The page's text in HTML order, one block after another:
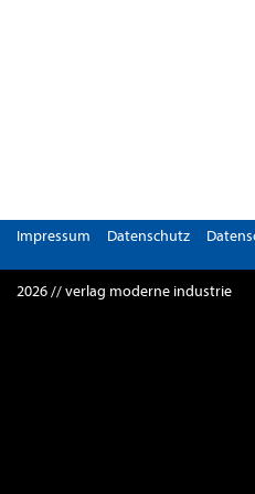
Impressum Datenschutz
2026 // verlag moderne industrie